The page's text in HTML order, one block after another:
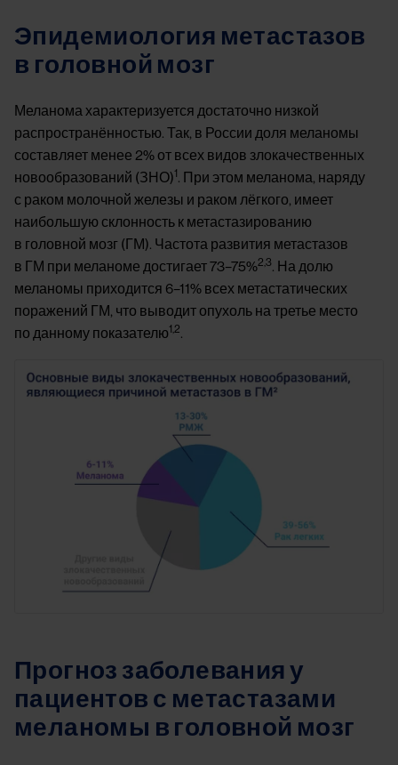
Эпидемиология метастазов
в головной мозг
Меланома характеризуется достаточно низкой
распространённостью. Так, в России доля меланомы
составляет менее 2% от всех видов злокачественных
новообразований (ЗНО)1 . При этом меланома, наряду
с раком молочной железы и раком лёгкого, имеет
наибольшую склонность к метастазированию
в головной мозг (ГМ). Частота развития метастазов
в ГМ при меланоме достигает 73–75%2,3. На долю
меланомы приходится 6–11% всех метастатических
поражений ГМ, что выводит опухоль на третье место
по данному показателю1,2.
Прогноз заболевания у
пациентов с метастазами
меланомы в головной мозг